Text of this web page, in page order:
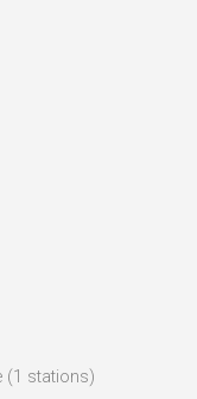
(1 stations)